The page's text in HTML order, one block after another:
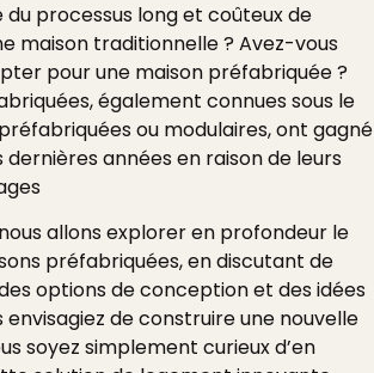
du processus long et coûteux de
maison traditionnelle ? Avez-vous
pour une maison préfabriquée ?
également connues sous le
ou modulaires, ont gagné
années en raison de leurs
allons explorer en profondeur le
préfabriquées, en discutant de
options de conception et des idées
envisagiez de construire une nouvelle
soyez simplement curieux d’en